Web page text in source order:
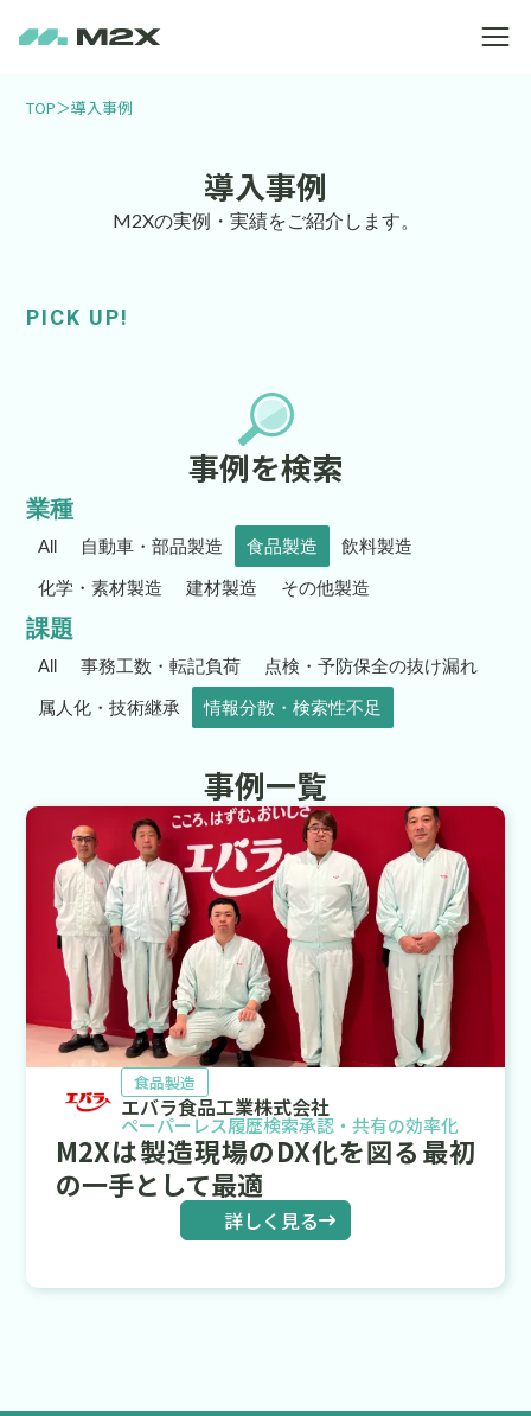
TOP＞導入事例
導入事例
M2Xの実例・実績をご紹介します。
PICK UP!
事例を検索
業種
All 自動車・部品製造 食品製造 飲料製造
化学・素材製造 建材製造 その他製造
課題
All 事務工数・転記負荷 点検・予防保全の抜け漏れ
属人化・技術継承 情報分散・検索性不足
事例一覧
食品製造
エバラ食品工業株式会社
ペーパーレス履歴検索承認・共有の効率化
M2Xは製造現場のDX化を図る最初
の一手として最適
詳しく見る